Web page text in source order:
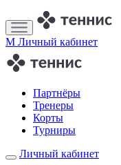
M Личный кабинет
Партнёры
Тренеры
Корты
Турниры
Личный кабинет